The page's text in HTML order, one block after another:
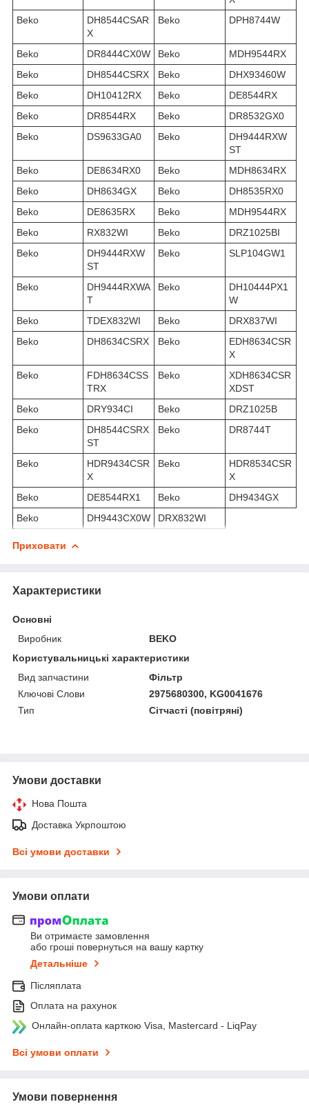
Beko
DH8544CSAR
X
Beko DPH8744W
Beko DR8444CX0W Beko
MDH9544RX
Beko
DH8544CSRX Beko
DHX93460W
Beko
DH10412RX Beko
DE8544RX
Beko
DR8544RX Beko
DR8532GX0
Beko
DS9633GA0 Beko
DH9444RXW
ST
Beko
DE8634RX0 Beko
MDH8634RX
Beko
DH8634GX Beko
DH8535RX0
Beko
DE8635RX Beko
MDH9544RX
Beko
RX832WI Beko
DRZ1025BI
Beko
DH9444RXW
ST
Beko SLP104GW1
Beko
DH9444RXWA
T
Beko
DH10444PX1
W
Beko
TDEX832WI Beko
DRX837WI
Beko
DH8634CSRX Beko
EDH8634CSR
X
Beko
FDH8634CSS
TRX
Beko
XDH8634CSR
XDST
Beko
DRY934CI Beko
DRZ1025B
Beko
DH8544CSRX
ST
Beko DR8744T
Beko
HDR9434CSR
X
Beko
HDR8534CSR
X
Beko
DE8544RX1 Beko
DH9434GX
Beko
DH9443CX0W DRX832WI
Приховати
Характеристики
Основні
Виробник
BEKO
Користувальницькі характеристики
Вид запчастини
Фільтр
Ключові Слови
2975680300, KG0041676
Тип
Сітчасті (повітряні)
Умови доставки
Нова Пошта
Доставка Укрпоштою
Всі умови доставки
Умови оплати
Ви отримаєте замовлення
або гроші повернуться на вашу картку
Детальніше
Післяплата
Оплата на рахунок
Онлайн-оплата карткою Visa, Mastercard - LiqPay
Всі умови оплати
Умови повернення